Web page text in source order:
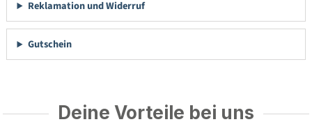
Reklamation und Widerruf
Gutschein
Deine Vorteile bei uns